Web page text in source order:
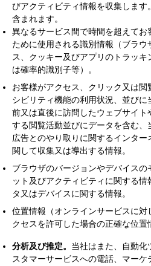
びアクティビティ情報を収集しま
含まれます。
異なるサービス間で時間を超えて
ために使用される識別情報（ブラウ
ス、クッキー及びアプリのトラッキ
は確率的識別子等）。
お客様がアクセス、クリック又は
シビリティ機能の利用状況、並び
前又は直後に訪問したウェブサイ
する閲覧活動並びにデータを含む
広告とのやり取りに関するインタ
関して収集又は導出する情報。
ブラウザのバージョンやデバイス
ット及びアクティビティに関する
タ又はデバイスに関する情報。
位置情報（オンラインサービスに
クセスを許可した場合の正確な位置
分析及び推定。 当社はまた、自動化
スタマーサービスへの電話、マー